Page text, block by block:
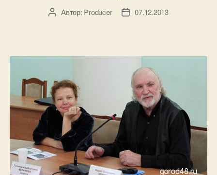
АвторАвтор: Producer
Дата07.12.2013